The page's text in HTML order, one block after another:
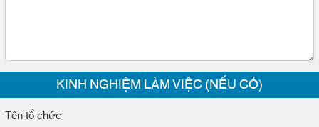
KINH NGHIỆM LÀM VIỆC (NẾU CÓ)
Tên tổ chức